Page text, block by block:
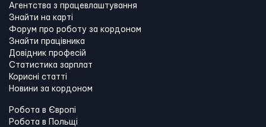
Агентства з працевлаштування
Знайти на карті
Форум про роботу за кордоном
Знайти працівника
Довідник професій
Статистика зарплат
Корисні статті
Новини за кордоном
Робота в Європі
Робота в Польщі